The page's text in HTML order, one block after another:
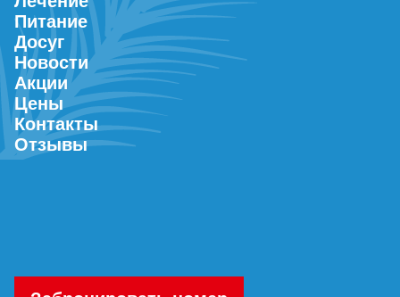
Питание
Досуг
Новости
Акции
Цены
Контакты
Отзывы